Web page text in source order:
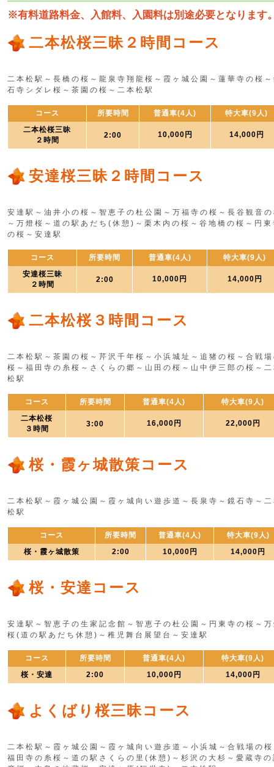
※有料道路料金、入館料、入園料は別途必要となります
二本松桜三昧２時間コース
二本松駅～長橋の桜～龍泉寺翔龍桜～霞ヶ城公園～蓮華寺の桜
石寺シダレ桜～茶園の桜～二本松駅
コース 所要時間 普通車(4人)
特大車(9人)
二本松桜三昧
２時間
2:00 10,000円 14,000円
安達桜三昧２時間コース
安達駅～油井小の桜～智恵子の杜公園～万福寺の桜～長谷観音
～万燈桜～道の駅あだち(休憩)～栗木内の桜～谷地橋の桜～円
の桜～安達駅
コース 所要時間 普通車(4人)
特大車(9人)
安達桜三昧
２時間
2:00 10,000円 14,000円
二本松桜３時間コース
二本松駅～茶園の桜～芹沢千年桜～小浜城址～追猪の桜～合戦
桜～福田寺の糸桜～さくらの郷～山田の桜～山中伊三郎の桜～
松駅
コース 所要時間 普通車(4人)
特大車(9人)
二本松桜
３時間
3:00 16,000円 22,000円
桜・霞ヶ城散策コース
二本松駅～霞ヶ城公園～霞ヶ城向い遊歩道～長泉寺～鏡石寺～
松駅
コース 所要時間 普通車(4人)
特大車(9人)
桜・霞ヶ城散策
2:00 10,000円 14,000円
桜・安達コース
安達駅～智恵子の生家記念館～智恵子の杜公園～円東寺の桜～
桜(道の駅あだち休憩)～稚児舞台展望台～安達駅
コース 所要時間 普通車(4人)
特大車(9人)
桜・安達
2:00 10,000円 14,000円
よくばり桜三昧コース
二本松駅～霞ヶ城公園～霞ヶ城向い遊歩道～小浜城～合戦場の
福田寺の糸桜～道の駅さくらの里(休憩)～杉沢の大杉～愛蔵寺